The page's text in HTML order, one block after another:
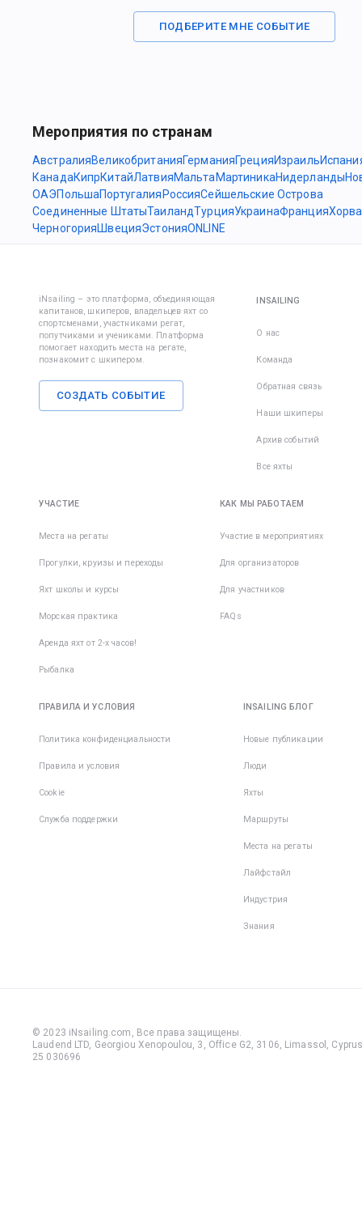
ПОДБЕРИТЕ МНЕ СОБЫТИЕ
Мероприятия по странам
АвстралияВеликобританияГерманияГрецияИзраиль
КанадаКипрКитайЛатвияМальта МартиникаНидерланды
ОАЭПольшаПортугалия РоссияСейшельские Острова
Соединенные ШтатыТаиландТурцияУкраинаФранция
ЧерногорияШвецияЭстонияONLINE
iNsailing – это платформа, объединяющая
капитанов, шкиперов, владельцев яхт со
спортсменами, участниками регат,
попутчиками и учениками. Платформа
помогает находить места на регате,
познакомит с шкипером.
СОЗДАТЬ СОБЫТИЕ
INSAILING
О нас
Команда
Обратная связь
Наши шкиперы
Архив событий
Все яхты
УЧАСТИЕ
Места на регаты
Прогулки, круизы и переходы
Яхт школы и курсы
Морская практика
Аренда яхт от 2-х часов!
Рыбалка
КАК МЫ РАБОТАЕМ
Участие в мероприятиях
Для организаторов
Для участников
FAQs
ПРАВИЛА И УСЛОВИЯ
Политика конфиденциальности
Правила и условия
Cookie
Служба поддержки
INSAILING БЛОГ
Новые публикации
Люди
Яхты
Маршруты
Места на регаты
Лайфстайл
Индустрия
Знания
© 2023 iNsailing.com, Все права защищены.
Laudend LTD, Georgiou Xenopoulou, 3, Office G2, 3106, Limassol,
25 030696